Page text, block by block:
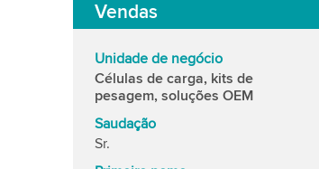
Vendas
Unidade de negócio
Células de carga, kits de
pesagem, soluções OEM
Saudação
Sr.